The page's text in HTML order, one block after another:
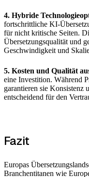
4. Hybride
fortschrittliche KI-
für nicht kritische Seiten.
Übersetzungsqualität und
Geschwindigkeit und
5. Kosten und Qualität
eine Investition. Während
garantieren sie Konsistenz
entscheidend für den
Fazit
Europas
Branchentitanen wie